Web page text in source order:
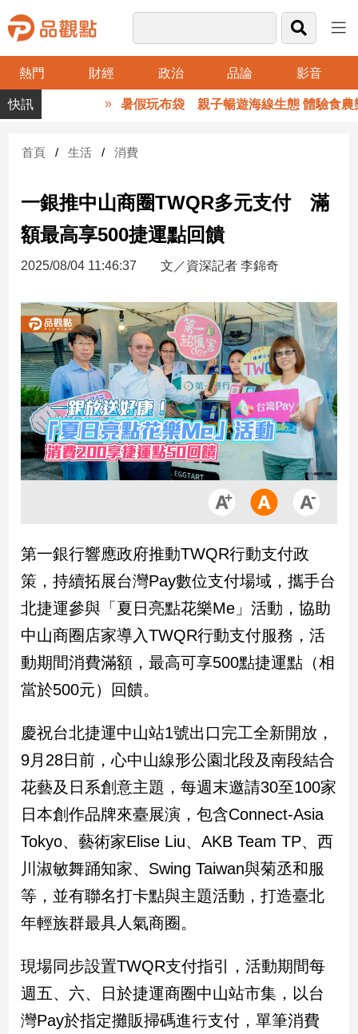
熱門 財經 政治 品論 影音
品
觀
財
台
財
新
產
經/
股
市
房
地
產
品
政
治
政
治
焦
品
觀
民
調
國
會
點
觀
點
兩
國
際
會/
暑假玩布袋 親子暢遊海線生態 體驗食農樂
首頁 生活 消費
一銀推中山商圈TWQR多元支付 滿
額最高享500捷運點回饋
2025/08/04 11:46:37 文／資深記者 李錦奇
第一銀行響應政府推動TWQR行動支付政
策，持續拓展台灣Pay數位支付場域，攜手台
北捷運參與「夏日亮點花樂Me」活動，協助
中山商圈店家導入TWQR行動支付服務，活
動期間消費滿額，最高可享500點捷運點（相
當於500元）回饋。
慶祝台北捷運中山站1號出口完工全新開放，
9月28日前，心中山線形公園北段及南段結合
花藝及日系創意主題，每週末邀請30至100家
日本創作品牌來臺展演，包含Connect-Asia
Tokyo、藝術家Elise Liu、AKB Team TP、西
川淑敏舞踊知家、Swing Taiwan與菊丞和服
等，並有聯名打卡點與主題活動，打造臺北
年輕族群最具人氣商圈。
現場同步設置TWQR支付指引，活動期間每
週五、六、日於捷運商圈中山站市集，以台
灣Pay於指定攤販掃碼進行支付，單筆消費